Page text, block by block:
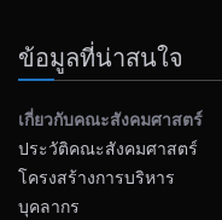
ข้อมูลที่น่าสนใจ
เกี่ยวกับคณะสังคมศาสตร์
ประวัติคณะสังคมศาสตร์
โครงสร้างการบริหาร
บุคลากร